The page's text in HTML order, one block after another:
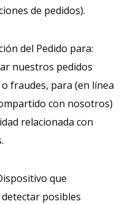
de pedidos).
del Pedido para:
nuestros pedidos
fraudes, para (en línea
con nosotros)
relacionada con
que
posibles